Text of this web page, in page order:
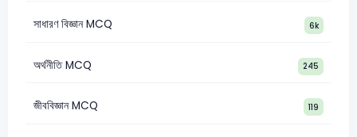
সাধারণ বিজ্ঞান MCQ 6k
অর্থনীতি MCQ 245
জীববিজ্ঞান MCQ 119